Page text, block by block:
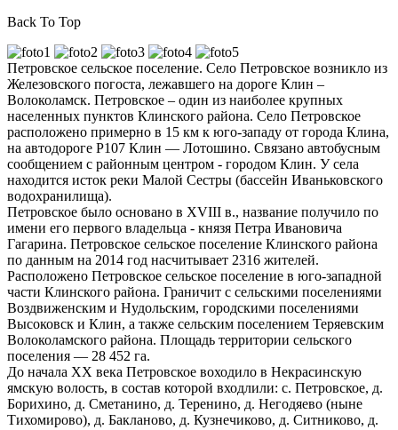
Back To Top
Петровское сельское поселение. Село Петровское возникло из
Железовского погоста, лежавшего на дороге Клин –
Волоколамск. Петровское – один из наиболее крупных
населенных пунктов Клинского района. Село Петровское
расположено примерно в 15 км к юго-западу от города Клина,
на автодороге Р107 Клин — Лотошино. Связано автобусным
сообщением с районным центром - городом Клин. У села
находится исток реки Малой Сестры (бассейн Иваньковского
водохранилища).
Петровское было основано в XVIII в., название получило по
имени его первого владельца - князя Петра Ивановича
Гагарина. Петровское сельское поселение Клинского района
по данным на 2014 год насчитывает 2316 жителей.
Расположено Петровское сельское поселение в юго-западной
части Клинского района. Граничит с сельскими поселениями
Воздвиженским и Нудольским, городскими поселениями
Высоковск и Клин, а также сельским поселением Теряевским
Волоколамского района. Площадь территории сельского
поселения — 28 452 га.
До начала ХХ века Петровское воходило в Некрасинскую
ямскую волость, в состав которой входлили: с. Петровское, д.
Борихино, д. Сметанино, д. Теренино, д. Негодяево (ныне
Тихомирово), д. Бакланово, д. Кузнечиково, д. Ситниково, д.